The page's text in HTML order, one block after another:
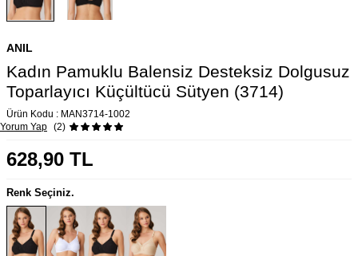
ANIL
Kadın Pamuklu Balensiz Desteksiz Dolgusuz
Toparlayıcı Küçültücü Sütyen (3714)
Ürün Kodu : MAN3714-1002
Yorum Yap (2)
628,90 TL
Renk Seçiniz.